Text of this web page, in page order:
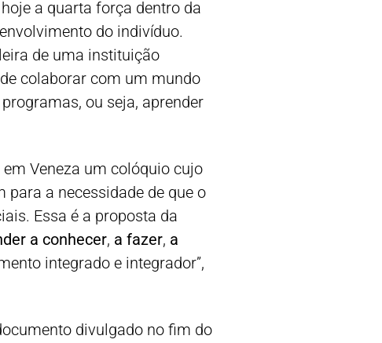
a quarta força dentro da
do indivíduo.
de uma instituição
colaborar com um mundo
ou seja, aprender
Veneza um colóquio cujo
para a necessidade de que o
Essa é a proposta da
a conhecer, a fazer, a
integrado e integrador”,
divulgado no fim do